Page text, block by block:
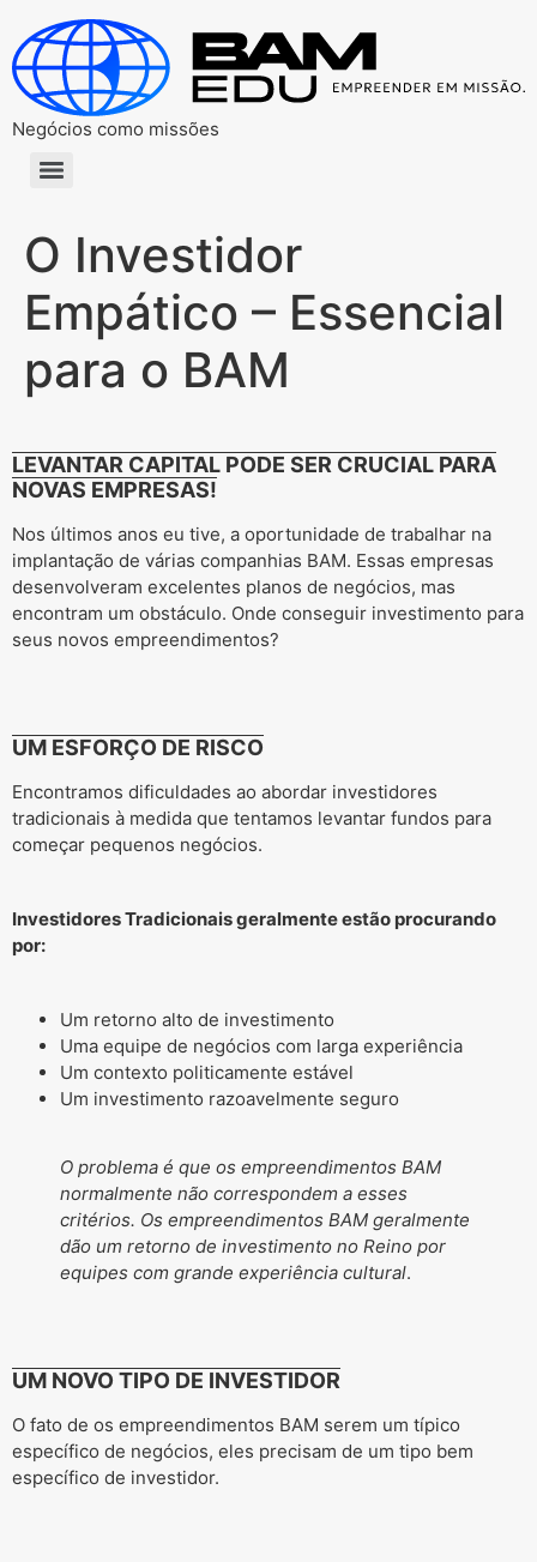
Negócios como missões
O Investidor
Empático – Essencial
para o BAM
LEVANTAR CAPITAL PODE SER CRUCIAL PARA
NOVAS EMPRESAS!
Nos últimos anos eu tive, a oportunidade de trabalhar na
implantação de várias companhias BAM. Essas empresas
desenvolveram excelentes planos de negócios, mas
encontram um obstáculo. Onde conseguir investimento para
seus novos empreendimentos?
UM ESFORÇO DE RISCO
Encontramos dificuldades ao abordar investidores
tradicionais à medida que tentamos levantar fundos para
começar pequenos negócios.
Investidores Tradicionais geralmente estão procurando
por:
Um retorno alto de investimento
Uma equipe de negócios com larga experiência
Um contexto politicamente estável
Um investimento razoavelmente seguro
O problema é que os empreendimentos BAM
normalmente não correspondem a esses
critérios. Os empreendimentos BAM geralmente
dão um retorno de investimento no Reino por
equipes com grande experiência cultural.
UM NOVO TIPO DE INVESTIDOR
O fato de os empreendimentos BAM serem um típico
específico de negócios, eles precisam de um tipo bem
específico de investidor.